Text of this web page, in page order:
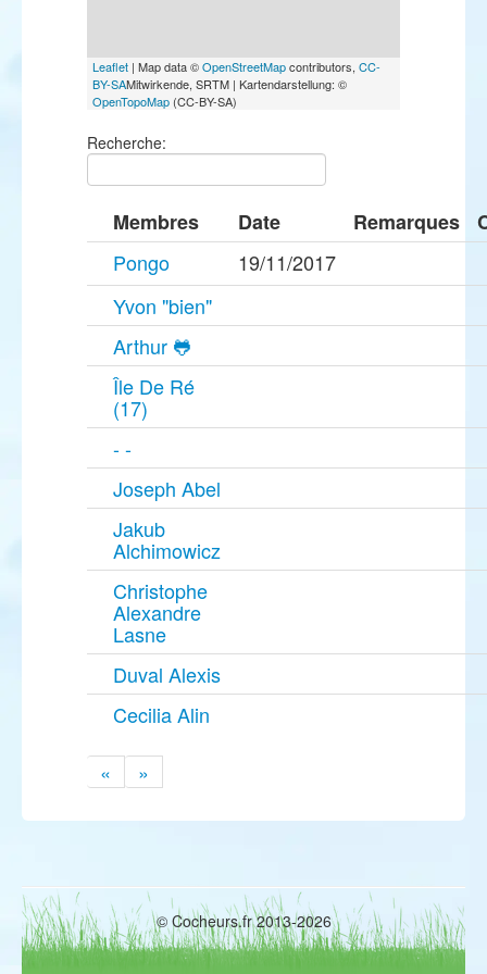
Leaflet | Map data ©OpenStreetMapcontributors, CC-
BY-SAMitwirkende, SRTM | Kartendarstellung: ©
OpenTopoMap (CC-BY-SA)
Recherche:
Membres Date Remarques
Pongo
19/11/2017
Yvon "bien"
Arthur 🐸
Île De Ré
(17)
- -
Joseph Abel
Jakub
Alchimowicz
Christophe
Alexandre
Lasne
Duval Alexis
Cecilia Alin
« »
© Cocheurs.fr 2013-2026